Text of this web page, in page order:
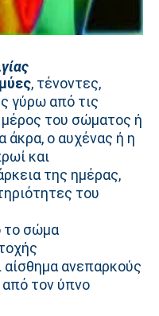
, τένοντες,
γύρω από τις
του σώματος ή
άκρα, ο αυχένας ή η
και
της ημέρας,
του
το σώμα
αίσθημα ανεπαρκούς
τον ύπνο